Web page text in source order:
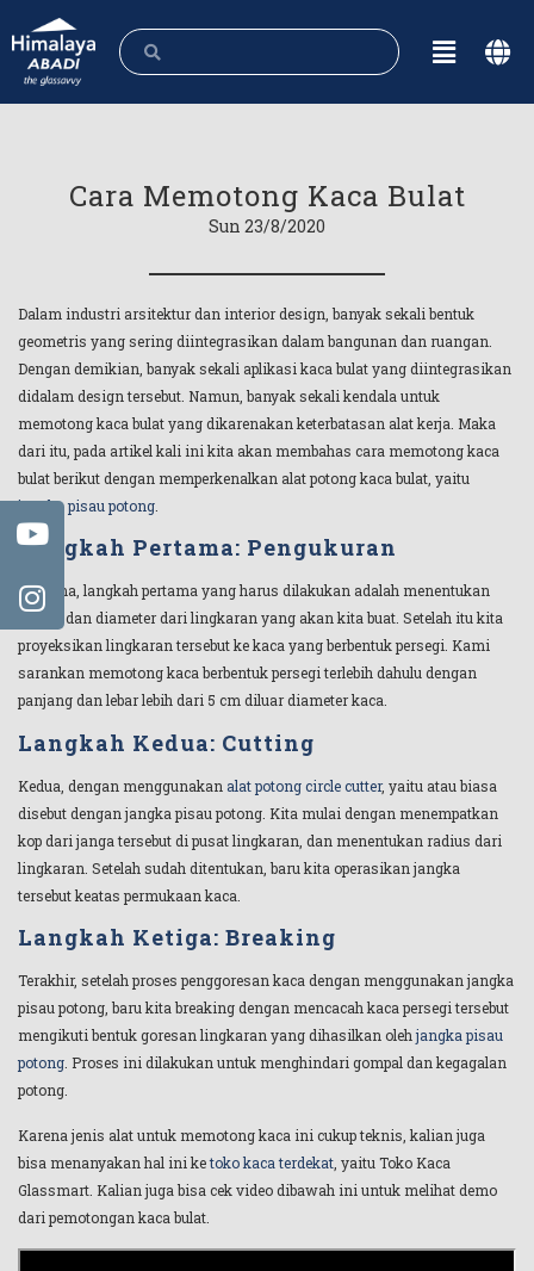
Cara Memotong Kaca Bulat
Sun 23/8/2020
Dalam industri arsitektur dan interior design, banyak sekali bentuk
geometris yang sering diintegrasikan dalam bangunan dan ruangan.
Dengan demikian, banyak sekali aplikasi kaca bulat yang diintegrasikan
didalam design tersebut. Namun, banyak sekali kendala untuk
memotong kaca bulat yang dikarenakan keterbatasan alat kerja. Maka
dari itu, pada artikel kali ini kita akan membahas cara memotong kaca
bulat berikut dengan memperkenalkan alat potong kaca bulat, yaitu
jangka pisau potong
Langkah Pertama: Pengukuran
Pertama, langkah pertama yang harus dilakukan adalah menentukan
radius dan diameter dari lingkaran yang akan kita buat. Setelah itu kita
proyeksikan lingkaran tersebut ke kaca yang berbentuk persegi. Kami
sarankan memotong kaca berbentuk persegi terlebih dahulu dengan
panjang dan lebar lebih dari 5 cm diluar diameter kaca.
Langkah Kedua: Cutting
Kedua, dengan menggunakan alat potong circle cutter, yaitu atau biasa
disebut dengan jangka pisau potong. Kita mulai dengan menempatkan
kop dari janga tersebut di pusat lingkaran, dan menentukan radius dari
lingkaran. Setelah sudah ditentukan, baru kita operasikan jangka
tersebut keatas permukaan kaca.
Langkah Ketiga: Breaking
Terakhir, setelah proses penggoresan kaca dengan menggunakan jangka
pisau potong, baru kita breaking dengan mencacah kaca persegi tersebut
mengikuti bentuk goresan lingkaran yang dihasilkan oleh jangka pisau
potong . Proses ini dilakukan untuk menghindari gompal dan kegagalan
potong.
Karena jenis alat untuk memotong kaca ini cukup teknis, kalian juga
bisa menanyakan hal ini ketoko kaca terdekat , yaitu Toko Kaca
Glassmart. Kalian juga bisa cek video dibawah ini untuk melihat demo
dari pemotongan kaca bulat.